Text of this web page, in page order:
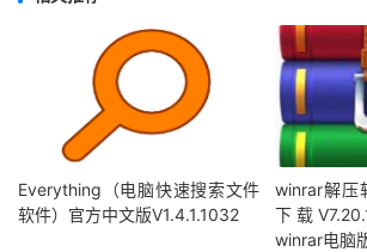
Everything（电脑快速搜索文件
软件）官方中文版V1.4.1.1032
winrar解压
下载
winrar电脑